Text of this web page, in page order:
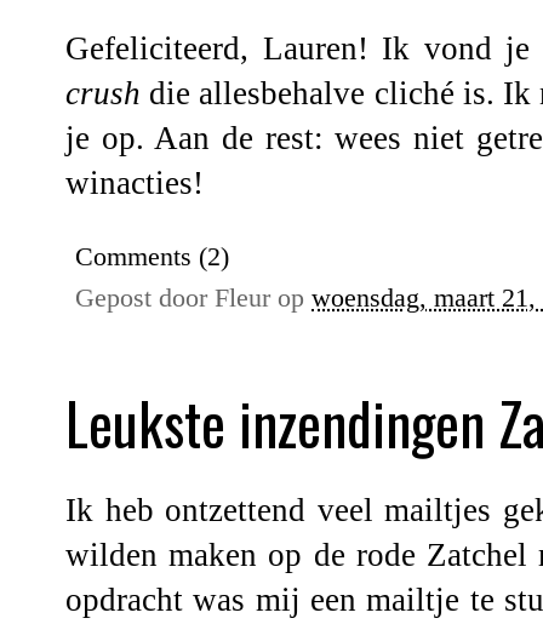
Gefeliciteerd, Lauren! Ik vond
crush die allesbehalve cliché is.
je op. Aan de rest: wees niet
winacties!
Comments (2)
Gepost door Fleur op woensdag, maart 21,
Leukste inzendingen
Ik heb ontzettend veel mailtjes
wilden maken op de rode Zatchel
opdracht was mij een mailtje te